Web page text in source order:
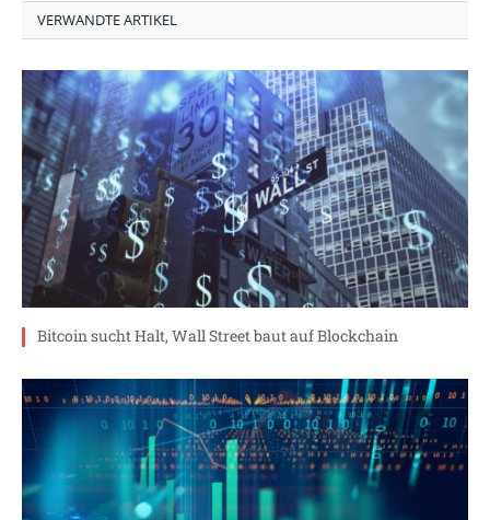
VERWANDTE ARTIKEL
Bitcoin sucht Halt, Wall Street baut auf Blockchain